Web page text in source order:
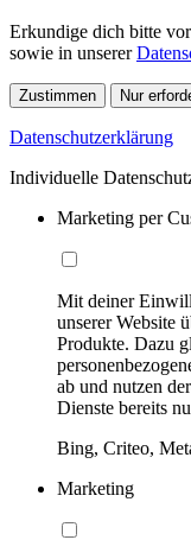
Erkundige dich bitte
sowie in unserer
Zustimmen Nur
Datenschutzerklärung
Individuelle
Marketing per
Mit deiner
unserer Website
Produkte. Dazu
ab und nutzen
Dienste bereits
Bing, Criteo,
Marketing